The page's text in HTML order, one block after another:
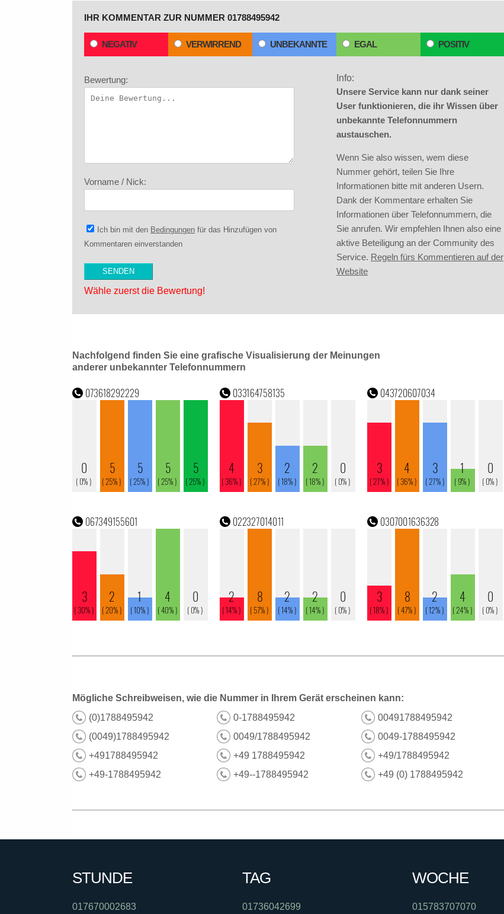
IHR KOMMENTAR ZUR NUMMER 01788495942
NEGATIV VERWIRREND UNBEKANNTE EGAL POSITIV
Bewertung:
Vorname / Nick:
Ich bin mit den Bedingungen für das Hinzufügen von
Kommentaren einverstanden
Wähle zuerst die Bewertung!
Info:
Unsere Service kann nur dank seiner
User funktionieren, die ihr Wissen über
unbekannte Telefonnummern
austauschen.
Wenn Sie also wissen, wem diese
Nummer gehört, teilen Sie Ihre
Informationen bitte mit anderen Usern.
Dank der Kommentare erhalten Sie
Informationen über Telefonnummern, die
Sie anrufen. Wir empfehlen Ihnen also eine
aktive Beteiligung an der Community des
Service. Regeln fürs Kommentieren auf der
Website
Nachfolgend finden Sie eine grafische Visualisierung der Meinungen
anderer unbekannter Telefonnummern
Mögliche Schreibweisen, wie die Nummer in Ihrem Gerät erscheinen kann:
(0)1788495942
0-1788495942
00491788495942
(0049)1788495942
0049/1788495942
0049-1788495942
+491788495942
+49 1788495942
+49/1788495942
+49-1788495942
+49--1788495942 +49 (0) 1788495942
STUNDE
017670002683
TAG
01736042699
WOCHE
015783707070